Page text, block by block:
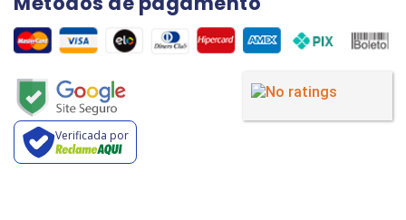
Verificada por